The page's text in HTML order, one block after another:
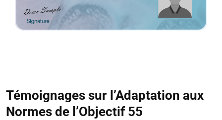
Témoignages sur l’Adaptation aux
Normes de l’Objectif 55